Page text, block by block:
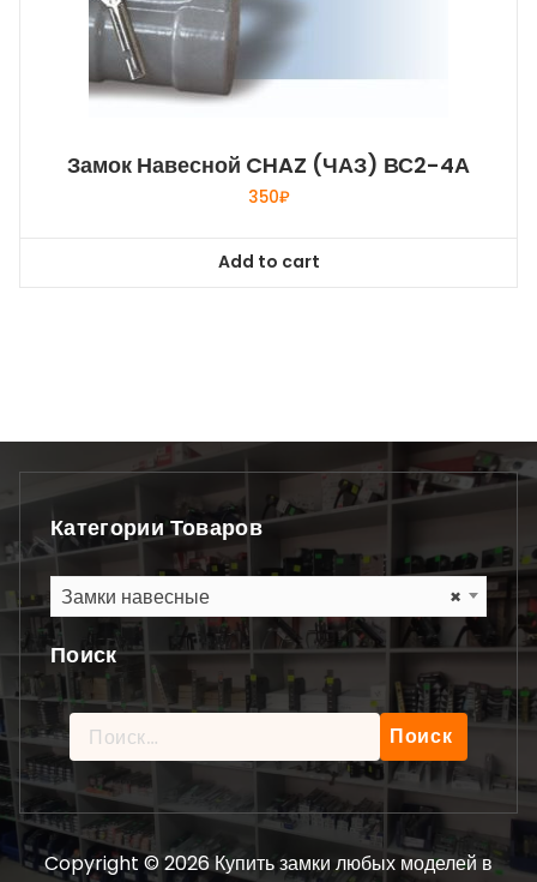
Замок Навесной CHAZ (ЧАЗ) ВС2-4А
350₽
Add to cart
Категории Товаров
×
Замки навесные
Поиск
Найти:
Copyright © 2026 Купить замки любых моделей в